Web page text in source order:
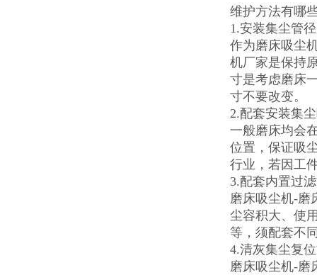
维护方法有哪
1.安装集尘管
作为磨床吸尘
机厂家是保持
寸是考虑磨床
寸不要改变。
2.配套安装集
一般磨床均会
位置，保证吸
行业，若因工
3.配套内置过
磨床吸尘机-磨
尘容积大、使
等，须配套不
4.清灰集尘复
磨床吸尘机-磨